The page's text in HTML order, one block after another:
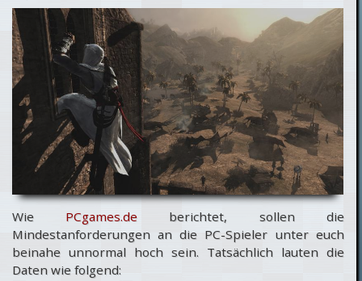
Wie PCgames.de berichtet, sollen die
Mindestanforderungen an die PC-Spieler unter euch
beinahe unnormal hoch sein. Tatsächlich lauten die
Daten wie folgend: